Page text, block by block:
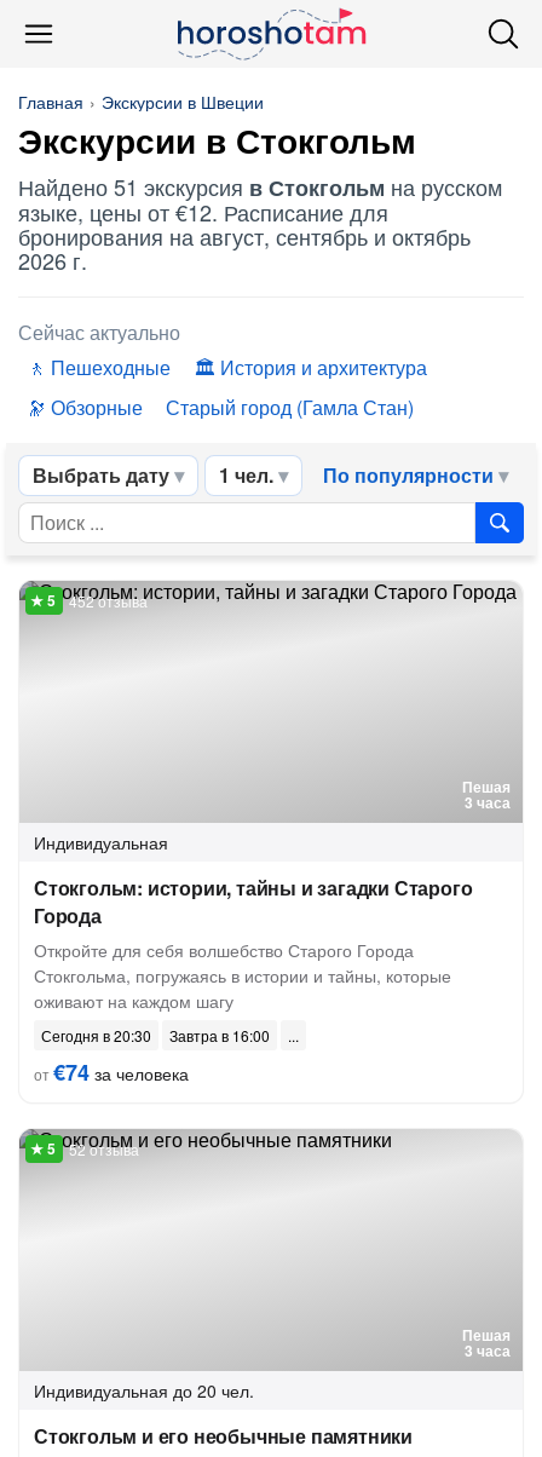
Главная Экскурсии в Швеции
Экскурсии в Стокгольм
Найдено 51 экскурсия в Стокгольм на русском
языке, цены от €12. Расписание для
бронирования на август, сентябрь и октябрь
2026 г.
Сейчас актуально
Пешеходные
История и архитектура
Обзорные
Старый город (Гамла Стан)
Выбрать дату 1 чел. По популярности
Пешая
3 часа
452 отзыва
Индивидуальная
Стокгольм: истории, тайны и загадки Старого
Города
Откройте для себя волшебство Старого Города
Стокгольма, погружаясь в истории и тайны, которые
оживают на каждом шагу
Сегодня в 20:30
Завтра в 16:00
от€74 за человека
Пешая
3 часа
52 отзыва
Индивидуальная до 20 чел.
Стокгольм и его необычные памятники